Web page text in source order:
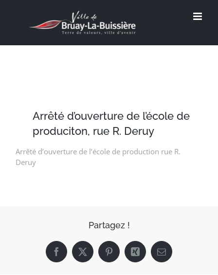
Arrêté d’ouverture de l’école de
produciton, rue R. Deruy
Arrêté d’ouverture de l’école de production rue R.
Deruy
Partagez !
Facebook
X PinterestXing Email